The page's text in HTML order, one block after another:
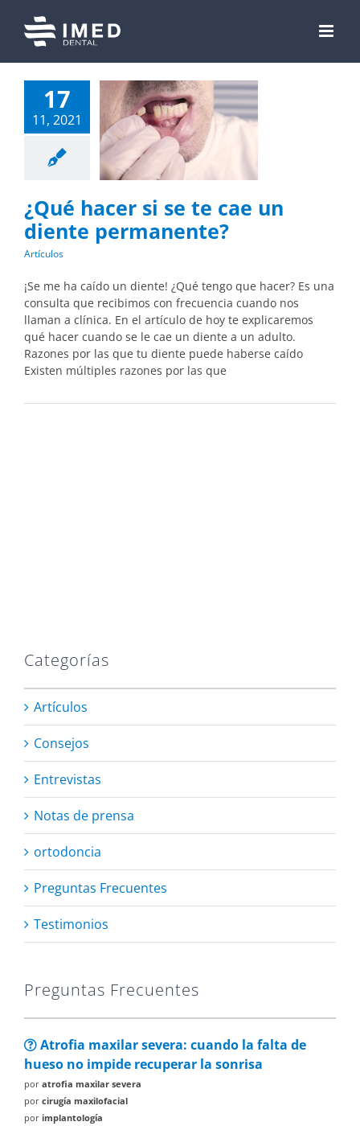
content
17
11, 2021
¿Qué hacer si se te cae un
diente permanente?
Artículos
¡Se me ha caído un diente! ¿Qué tengo que hacer? Es una
consulta que recibimos con frecuencia cuando nos
llaman a clínica. En el artículo de hoy te explicaremos
qué hacer cuando se le cae un diente a un adulto.
Razones por las que tu diente puede haberse caído
Existen múltiples razones por las que
Categorías
Artículos
Consejos
Entrevistas
Notas de prensa
ortodoncia
Preguntas Frecuentes
Testimonios
Preguntas Frecuentes
Atrofia maxilar severa: cuando la falta de
hueso no impide recuperar la sonrisa
por atrofia maxilar severa
por cirugía maxilofacial
por implantología